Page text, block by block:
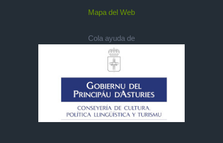
Mapa del Web
Cola ayuda de